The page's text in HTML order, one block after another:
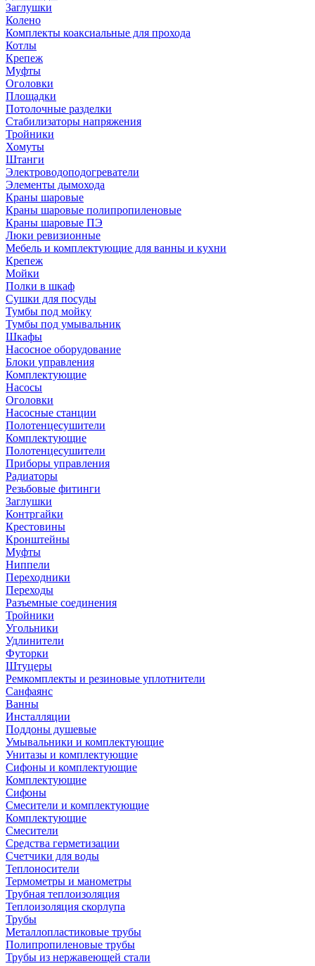
Заглушки
Колено
Комплекты коаксиальные для прохода
Котлы
Крепеж
Муфты
Оголовки
Площадки
Потолочные разделки
Стабилизаторы напряжения
Тройники
Хомуты
Штанги
Электроводоподогреватели
Элементы дымохода
Краны шаровые
Краны шаровые полипропиленовые
Краны шаровые ПЭ
Люки ревизионные
Мебель и комплектующие для ванны и кухни
Крепеж
Мойки
Полки в шкаф
Сушки для посуды
Тумбы под мойку
Тумбы под умывальник
Шкафы
Насосное оборудование
Блоки управления
Комплектующие
Насосы
Оголовки
Насосные станции
Полотенцесушители
Комплектующие
Полотенцесушители
Приборы управления
Радиаторы
Резьбовые фитинги
Заглушки
Контргайки
Крестовины
Кронштейны
Муфты
Ниппели
Переходники
Переходы
Разъемные соединения
Тройники
Угольники
Удлинители
Футорки
Штуцеры
Ремкомплекты и резиновые уплотнители
Санфаянс
Ванны
Инсталляции
Поддоны душевые
Умывальники и комплектующие
Унитазы и комплектующие
Сифоны и комплектующие
Комплектующие
Сифоны
Смесители и комплектующие
Комплектующие
Смесители
Средства герметизации
Счетчики для воды
Теплоносители
Термометры и манометры
Трубная теплоизоляция
Теплоизоляция скорлупа
Трубы
Металлопластиковые трубы
Полипропиленовые трубы
Трубы из нержавеющей стали